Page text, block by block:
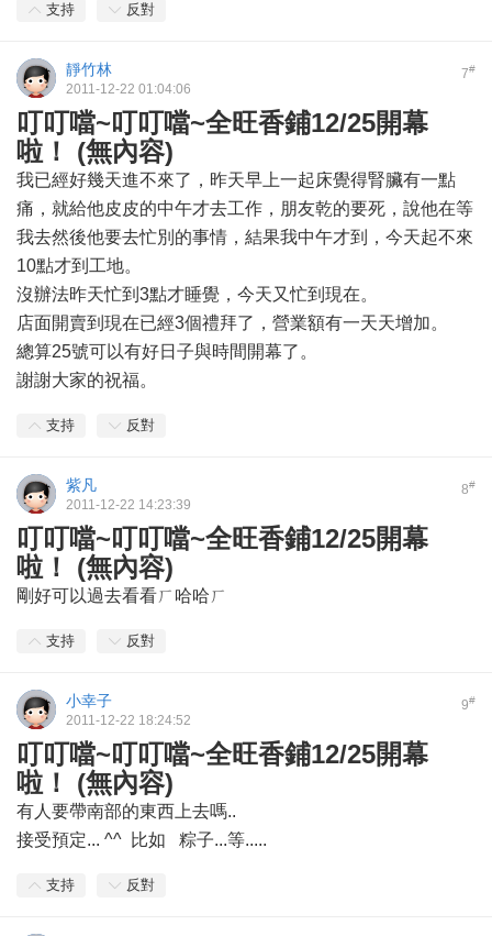
支持 反對
7#
靜竹林
2011-12-22 01:04:06
叮叮噹~叮叮噹~全旺香鋪12/25開幕
啦！ (無內容)
我已經好幾天進不來了，昨天早上一起床覺得腎臟有一點
痛，就給他皮皮的中午才去工作，朋友乾的要死，說他在等
我去然後他要去忙別的事情，結果我中午才到，今天起不來
10點才到工地。
沒辦法昨天忙到3點才睡覺，今天又忙到現在。
店面開賣到現在已經3個禮拜了，營業額有一天天增加。
總算25號可以有好日子與時間開幕了。
謝謝大家的祝福。
支持 反對
8#
紫凡
2011-12-22 14:23:39
叮叮噹~叮叮噹~全旺香鋪12/25開幕
啦！ (無內容)
剛好可以過去看看ㄏ哈哈ㄏ
支持 反對
9#
小幸子
2011-12-22 18:24:52
叮叮噹~叮叮噹~全旺香鋪12/25開幕
啦！ (無內容)
有人要帶南部的東西上去嗎..
接受預定... ^^ 比如 粽子...等.....
支持 反對